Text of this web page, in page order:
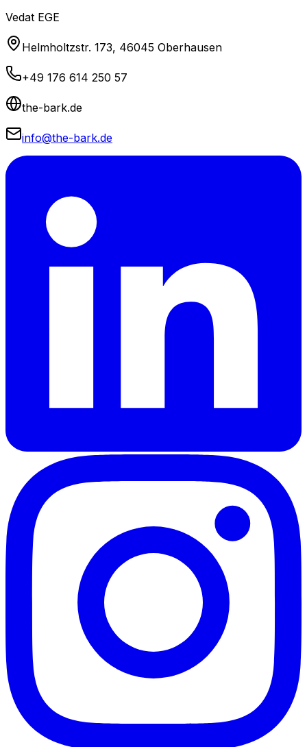
Vedat EGE
Helmholtzstr. 173, 46045 Oberhausen
+49 176 614 250 57
the-bark.de
info@the-bark.de